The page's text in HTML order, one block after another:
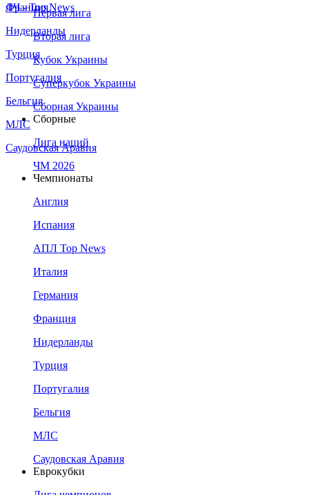
Франция
Нидерланды
Турция
Португалия
Бельгия
МЛС
Саудовская Аравия
ЛЧ - Top News
Первая лига
Вторая лига
Кубок Украины
Суперкубок Украины
Сборная Украины
Сборные
Лига наций
ЧМ 2026
Чемпионаты
Англия
Испания
АПЛ Top News
Италия
Германия
Франция
Нидерланды
Турция
Португалия
Бельгия
МЛС
Саудовская Аравия
Еврокубки